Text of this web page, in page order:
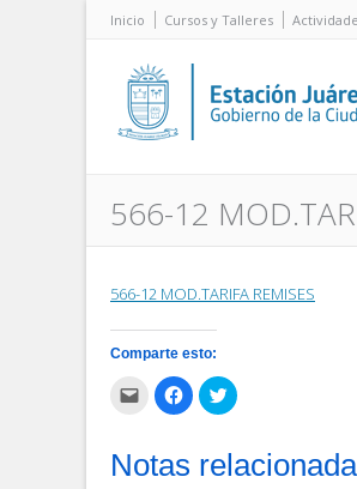
Inicio Cursos y Talleres
566-12
566-12 MOD.TARIFA REMISES
Comparte esto:
Haz
clic
para
correo
electrónico
Haz
clic
para
Facebook
(Se
Haz
clic
en
Twitter
(Se
Notas